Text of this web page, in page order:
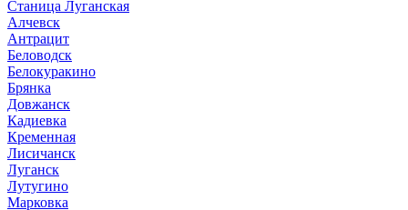
Станица Луганская
Алчевск
Антрацит
Беловодск
Белокуракино
Брянка
Довжанск
Кадиевка
Кременная
Лисичанск
Луганск
Лутугино
Марковка